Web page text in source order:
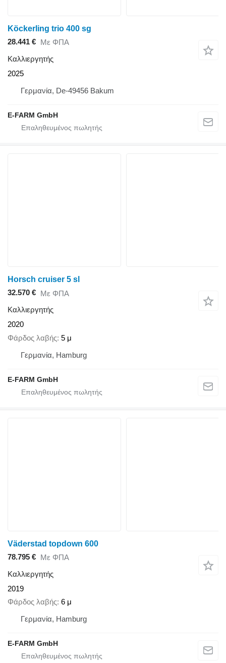
Köckerling trio 400 sg
28.441 € Με ΦΠΑ
Καλλιεργητής
2025
Γερμανία, De-49456 Bakum
E-FARM GmbH
Horsch cruiser 5 sl
32.570 € Με ΦΠΑ
Καλλιεργητής
2020
Φάρδος λαβής 5 μ
Γερμανία, Hamburg
E-FARM GmbH
Väderstad topdown 600
78.795 € Με ΦΠΑ
Καλλιεργητής
2019
Φάρδος λαβής 6 μ
Γερμανία, Hamburg
E-FARM GmbH